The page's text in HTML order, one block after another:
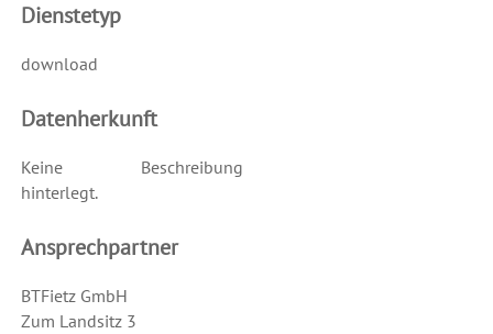
Dienstetyp
download
Datenherkunft
Keine Beschreibung
hinterlegt.
Ansprechpartner
BTFietz GmbH
Zum Landsitz 3